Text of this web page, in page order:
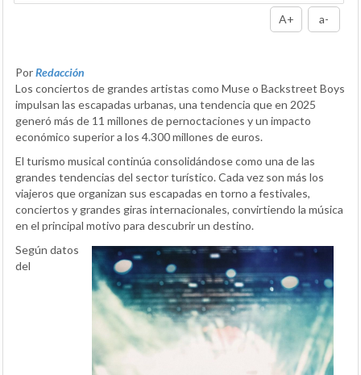
A+ a-
PorRedacción
Los conciertos de grandes artistas como Muse o Backstreet Boys
impulsan las escapadas urbanas, una tendencia que en 2025
generó más de 11 millones de pernoctaciones y un impacto
económico superior a los 4.300 millones de euros.
El turismo musical continúa consolidándose como una de las
grandes tendencias del sector turístico. Cada vez son más los
viajeros que organizan sus escapadas en torno a festivales,
conciertos y grandes giras internacionales, convirtiendo la música
en el principal motivo para descubrir un destino.
Según datos
del